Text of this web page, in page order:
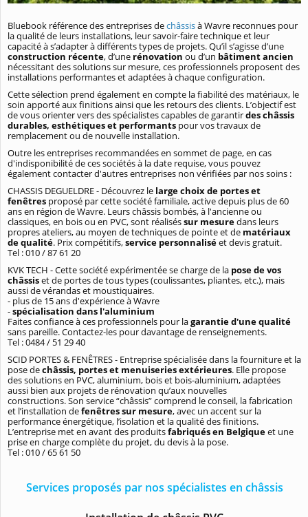
Bluebook référence des entreprises dechâssisà Wavre reconnues pour
la qualité de leurs installations, leur savoir-faire technique et leur
capacité à s’adapter à différents types de projets. Qu’il s’agisse d’une
construction récente, d’une rénovation ou d’un bâtiment ancien
nécessitant des solutions sur mesure, ces professionnels proposent des
installations performantes et adaptées à chaque configuration.
Cette sélection prend également en compte la fiabilité des matériaux, le
soin apporté aux finitions ainsi que les retours des clients. L’objectif est
de vous orienter vers des spécialistes capables de garantirdes châssis
durables, esthétiques et performants pour vos travaux de
remplacement ou de nouvelle installation.
Outre les entreprises recommandées en sommet de page, en cas
d'indisponibilité de ces sociétés à la date requise, vous pouvez
également contacter d'autres entreprises non vérifiées par nos soins :
CHASSIS DEGUELDRE - Découvrez le large choix de portes et
fenêtres proposé par cette société familiale, active depuis plus de 60
ans en région de Wavre. Leurs châssis bombés, à l'ancienne ou
classiques, en bois ou en PVC, sont réaliséssur mesuredans leurs
propres ateliers, au moyen de techniques de pointe et de matériaux
de qualité. Prix compétitifs,service personnaliséet devis gratuit.
Tel : 010 / 87 61 20
KVK TECH - Cette société expérimentée se charge de la pose de vos
châssiset de portes de tous types (coulissantes, pliantes, etc.), mais
aussi de vérandas et moustiquaires.
- plus de 15 ans d'expérience à Wavre
-spécialisation dans l'aluminium
Faites confiance à ces professionnels pour lagarantie d'une qualité
sans pareille. Contactez-les pour davantage de renseignements.
Tel :0484 / 51 29 40
SCID PORTES & FENÊTRES - Entreprise spécialisée dans la fourniture et la
pose dechâssis, portes et menuiseries extérieures. Elle propose
des solutions en PVC, aluminium, bois et bois-aluminium, adaptées
aussi bien aux projets de rénovation qu’aux nouvelles
constructions. Son service “châssis” comprend le conseil, la fabrication
et l’installation defenêtres sur mesure, avec un accent sur la
performance énergétique, l’isolation et la qualité des finitions.
L’entreprise met en avant des produitsfabriqués en Belgiqueet une
prise en charge complète du projet, du devis à la pose.
Tel : 010 / 65 61 50
Services proposés par nos spécialistes en châssis